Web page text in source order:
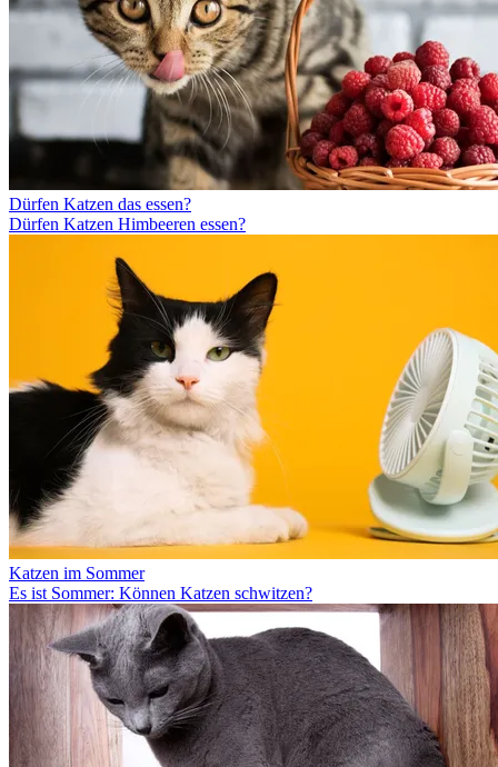
Dürfen Katzen das essen?
Dürfen Katzen Himbeeren essen?
Katzen im Sommer
Es ist Sommer: Können Katzen schwitzen?